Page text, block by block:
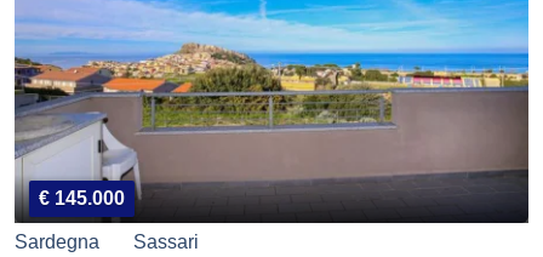
€ 145.000
Sardegna Sassari